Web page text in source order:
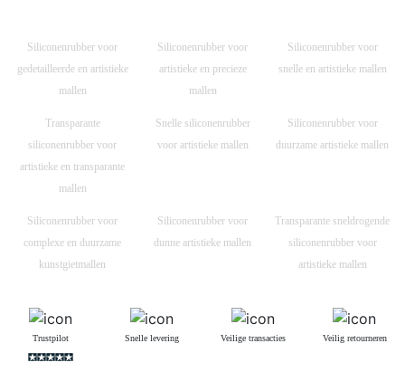
Siliconenrubber voor
gedetailleerde en artistieke
mallen
Siliconenrubber voor
artistieke en precieze
mallen
Siliconenrubber voor
snelle en artistieke mallen
Transparante
siliconenrubber voor
artistieke en transparante
mallen
Snelle siliconenrubber
voor artistieke mallen
Siliconenrubber voor
duurzame artistieke mallen
Siliconenrubber voor
complexe en duurzame
kunstgietmallen
Siliconenrubber voor
dunne artistieke mallen
Transparante sneldrogende
siliconenrubber voor
artistieke mallen
Trustpilot Snelle levering Veilige transacties Veilig retourneren